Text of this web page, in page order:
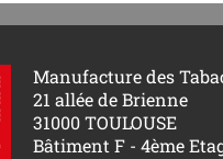
Manufacture des
21 allée de Brienne
31000 TOULOUSE
Bâtiment F - 4ème